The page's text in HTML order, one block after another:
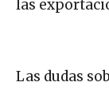
las
Las dudas